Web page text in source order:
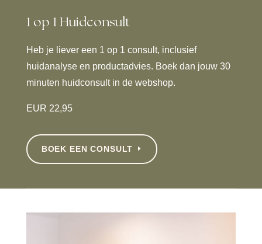
1 op 1 Huidconsult
Heb je liever een 1 op 1 consult, inclusief
huidanalyse en productadvies. Boek dan jouw 30
minuten huidconsult in de webshop.
EUR 22,95
BOEK EEN CONSULT